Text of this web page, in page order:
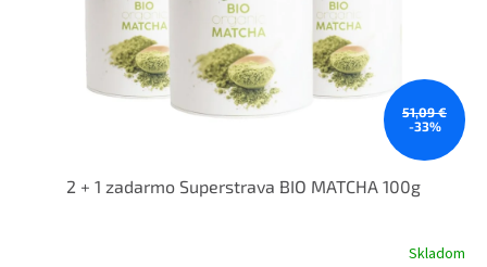
51,09 €
-33%
2 + 1 zadarmo Superstrava BIO MATCHA 100g
Skladom